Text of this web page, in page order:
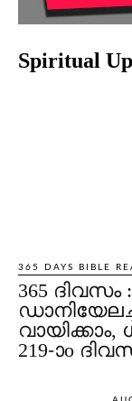
Spiritual
365 DAYS BIBLE
365 ദിവസം :
വായിക്കാം,
219-ാo